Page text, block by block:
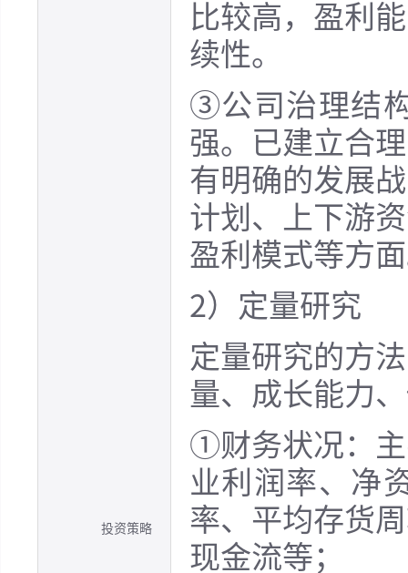
投资策略
比较高，盈利
续性。
③公司治理结
强。已建立合
有明确的发展
计划、上下游
盈利模式等方
2）定量研究
定量研究的方
量、成长能力
①财务状况：主
业利润率、净
率、平均存货
现金流等；